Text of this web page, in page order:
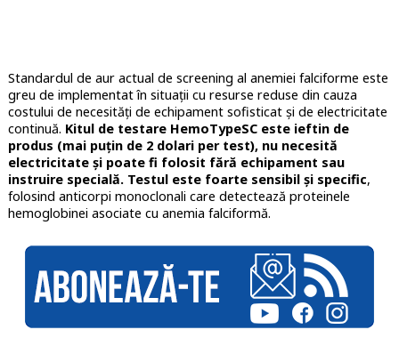
Standardul de aur actual de screening al anemiei falciforme este
greu de implementat în situații cu resurse reduse din cauza
costului de necesități de echipament sofisticat și de electricitate
continuă. Kitul de testare HemoTypeSC este ieftin de
produs (mai puțin de 2 dolari per test), nu necesită
electricitate și poate fi folosit fără echipament sau
instruire specială. Testul este foarte sensibil și specific,
folosind anticorpi monoclonali care detectează proteinele
hemoglobinei asociate cu anemia falciformă.